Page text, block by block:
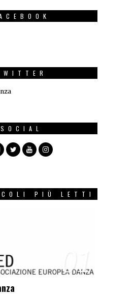
SOCIAL
PIÙ LETTI
01